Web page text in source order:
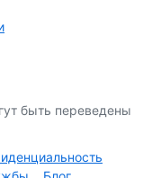
быть переведены